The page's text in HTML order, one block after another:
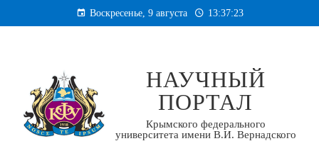
к
Воскресенье, 9 августа 13:37:24
НАУЧНЫЙ
ПОРТАЛ
Крымского федерального
университета имени В.И. Вернадского